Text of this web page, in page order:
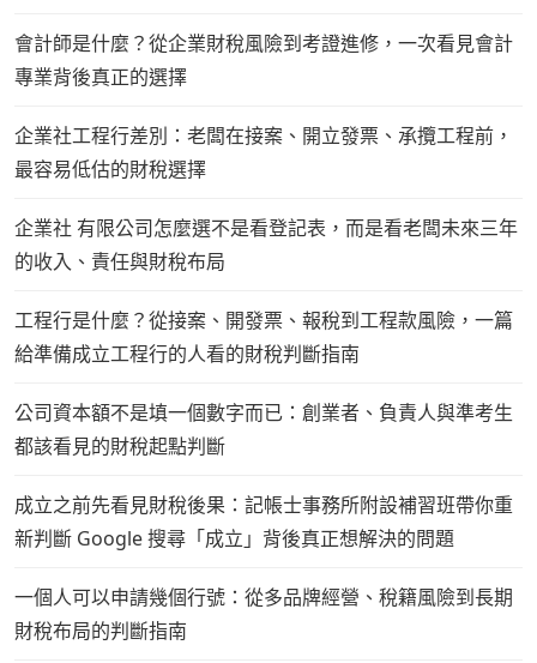
會計師是什麼？從企業財稅風險到考證進修，一次看見會計
專業背後真正的選擇
企業社工程行差別：老闆在接案、開立發票、承攬工程前，
最容易低估的財稅選擇
企業社 有限公司怎麼選不是看登記表，而是看老闆未來三年
的收入、責任與財稅布局
工程行是什麼？從接案、開發票、報稅到工程款風險，一篇
給準備成立工程行的人看的財稅判斷指南
公司資本額不是填一個數字而已：創業者、負責人與準考生
都該看見的財稅起點判斷
成立之前先看見財稅後果：記帳士事務所附設補習班帶你重
新判斷 Google 搜尋「成立」背後真正想解決的問題
一個人可以申請幾個行號：從多品牌經營、稅籍風險到長期
財稅布局的判斷指南